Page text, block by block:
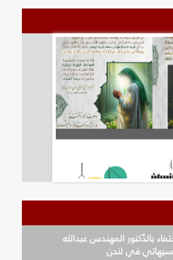
المهندس عبدالله
في لندن